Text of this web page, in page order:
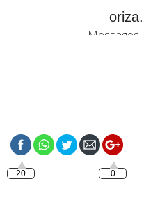
Messages,
20 0